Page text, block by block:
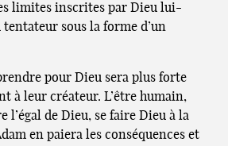
limites inscrites par Dieu lui-
tentateur sous la forme d’un
pour Dieu sera plus forte
à leur créateur. L’être humain,
l’égal de Dieu, se faire Dieu à la
en paiera les conséquences et